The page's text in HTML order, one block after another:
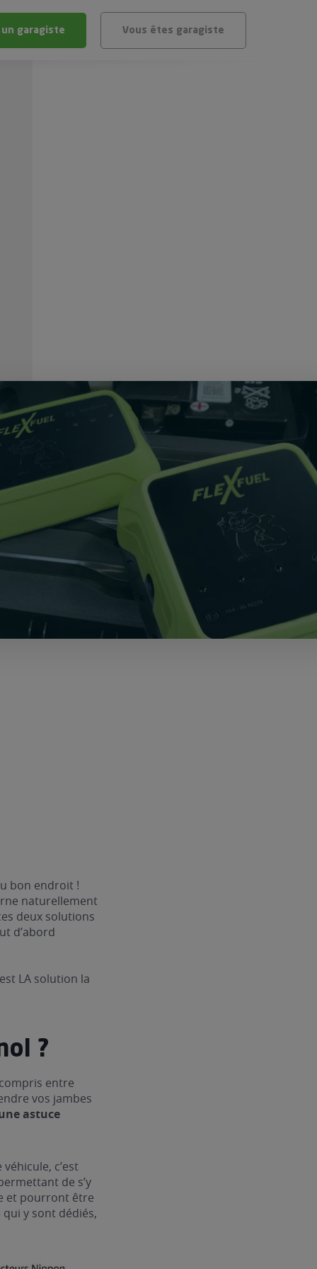
garagiste Vous êtes garagiste
bon endroit !
naturellement
deux solutions
d’abord
LA solution la
?
entre
vos jambes
astuce
c’est
de s’y
et pourront être
y sont dédiés,